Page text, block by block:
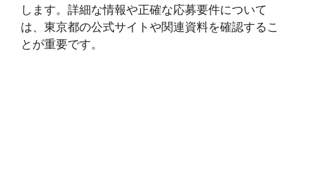
します。詳細な情報や正確な応募要件について
は、東京都の公式サイトや関連資料を確認するこ
とが重要です。